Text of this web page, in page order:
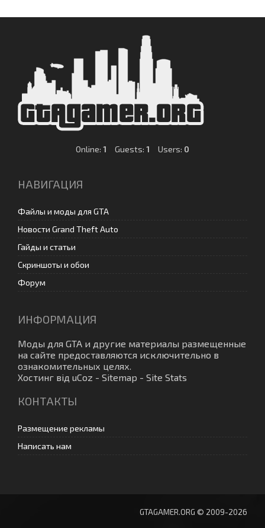
Online: 1 Guests: 1 Users: 0
НАВИГАЦИЯ
Файлы и моды для GTA
Новости Grand Theft Auto
Гайды и статьи
Скриншоты и обои
Форум
ИНФОРМАЦИЯ
Моды для GTA и другие материалы размещенные
на сайте предоставляются исключительно в
ознакомительных целях.
Хостинг від uCoz - Sitemap - Site Stats
КОНТАКТЫ
Размещение рекламы
Написать нам
GTAGAMER.ORG © 2009-2026